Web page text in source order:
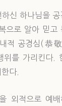
하신 하나님을
으로 알아 믿고
적 공경심(恭
위를 가리킨다.
한다.
외적으로 예